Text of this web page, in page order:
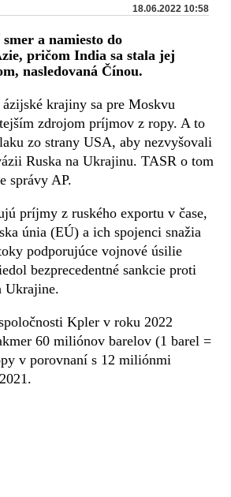
18.06.2022 10:58
a namiesto do
pričom India sa stala jej
nasledovaná Čínou.
krajiny sa pre Moskvu
zdrojom príjmov z ropy. A to
zo strany USA, aby nezvyšovali
Ruska na Ukrajinu. TASR o tom
správy AP.
príjmy z ruského exportu v čase,
únia (EÚ) a ich spojenci snažia
podporujúce vojnové úsilie
bezprecedentné sankcie proti
Ukrajine.
Kpler v roku 2022
60 miliónov barelov (1 barel =
v porovnaní s 12 miliónmi